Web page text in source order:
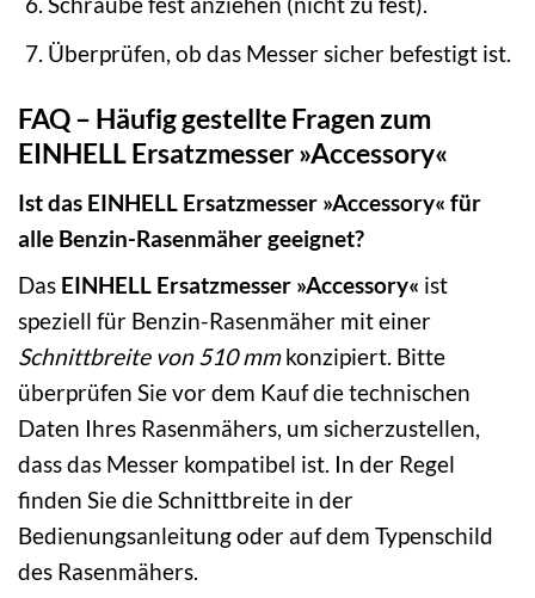
Überprüfen, ob das Messer sicher befestigt ist.
FAQ – Häufig gestellte Fragen zum
EINHELL Ersatzmesser »Accessory«
Ist das EINHELL Ersatzmesser »Accessory« für
alle Benzin-Rasenmäher geeignet?
Das EINHELL Ersatzmesser »Accessory« ist
speziell für Benzin-Rasenmäher mit einer
Schnittbreite von 510 mmkonzipiert. Bitte
überprüfen Sie vor dem Kauf die technischen
Daten Ihres Rasenmähers, um sicherzustellen,
dass das Messer kompatibel ist. In der Regel
finden Sie die Schnittbreite in der
Bedienungsanleitung oder auf dem Typenschild
des Rasenmähers.